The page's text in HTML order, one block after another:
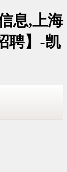
息,上海
聘】-凯